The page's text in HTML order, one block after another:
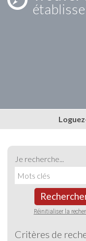
Je recherche...
Réinitialiser la
Critères de